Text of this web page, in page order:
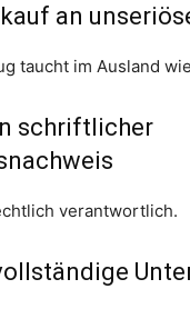
an
taucht im Ausland
schriftlicher
verantwortlich.